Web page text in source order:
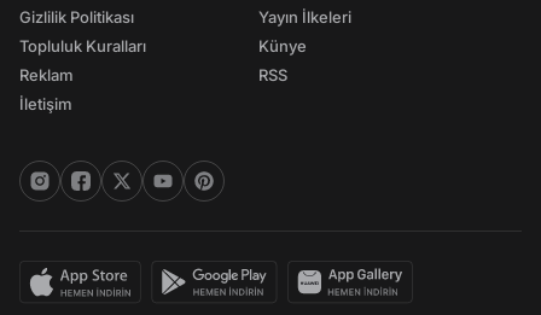
Gizlilik Politikası
Topluluk Kuralları
Reklam
İletişim
Yayın İlkeleri
Künye
RSS